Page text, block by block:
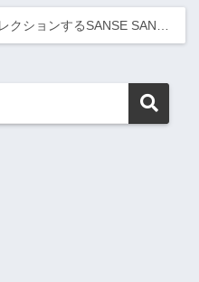
クションするSANSE SAN…